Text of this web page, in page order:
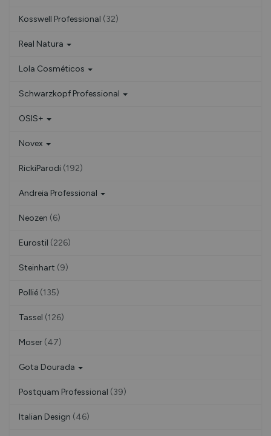
Kosswell Professional (32)
Real Natura
Lola Cosméticos
Schwarzkopf Professional
OSIS+
Novex
RickiParodi (192)
Andreia Professional
Neozen (6)
Eurostil (226)
Steinhart (9)
Pollié (135)
Tassel (126)
Moser (47)
Gota Dourada
Postquam Professional (39)
Italian Design (46)